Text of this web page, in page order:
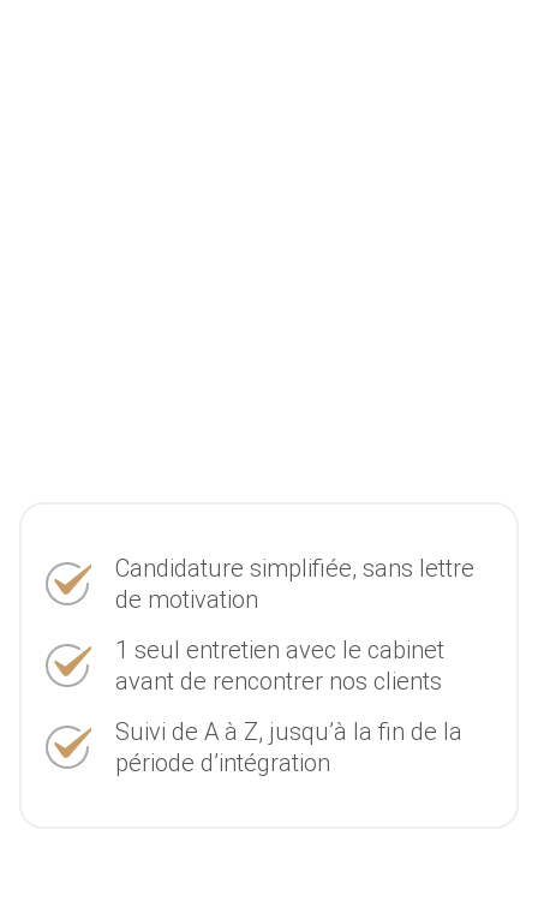
Candidature simplifiée, sans lettre
de motivation
1 seul entretien avec le cabinet
avant de rencontrer nos clients
Suivi de A à Z, jusqu’à la fin de la
période d’intégration